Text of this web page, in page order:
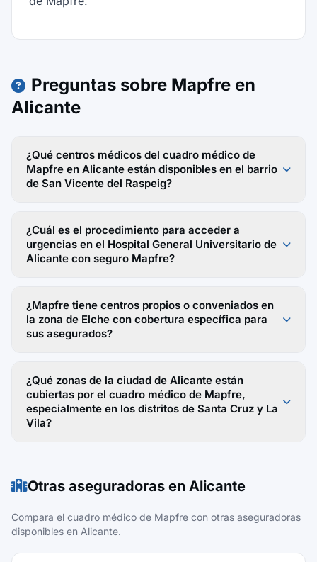
Preguntas sobre Mapfre en
Alicante
¿Qué centros médicos del cuadro médico de
Mapfre en Alicante están disponibles en el barrio
de San Vicente del Raspeig?
¿Cuál es el procedimiento para acceder a
urgencias en el Hospital General Universitario de
Alicante con seguro Mapfre?
¿Mapfre tiene centros propios o conveniados en
la zona de Elche con cobertura específica para
sus asegurados?
¿Qué zonas de la ciudad de Alicante están
cubiertas por el cuadro médico de Mapfre,
especialmente en los distritos de Santa Cruz y La
Vila?
Otras aseguradoras en Alicante
Compara el cuadro médico de Mapfre con otras aseguradoras
disponibles en Alicante.